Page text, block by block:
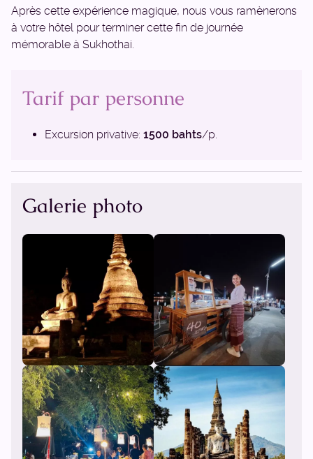
Après cette expérience magique, nous vous ramènerons
à votre hôtel pour terminer cette fin de journée
mémorable à Sukhothai.
Tarif par personne
Excursion privative: 1500 bahts/p.
Galerie photo